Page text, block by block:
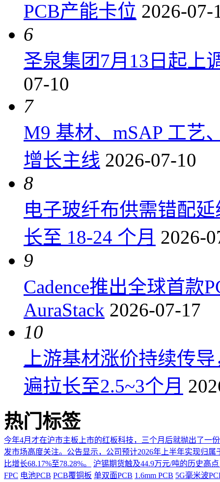
PCB产能卡位 2026-07-
6
圣泉集团7月13日起上
07-10
7
M9 基材、mSAP 工艺
增长主线 2026-07-10
8
电子玻纤布供需错配
长至 18-24 个月 2026-
9
Cadence推出全球首款
AuraStack 2026-07-17
10
上游基材涨价持续传
遍拉长至2.5~3个月
热门标签
今年4月才在沪市主板上市的红板科技，三个月后就抛出了一
发市场高度关注。公告显示，公司预计2026年上半年实现归
比增长68.17%至78.28%。
沪锡期货触及44.9万元/吨的历史高
FPC 电池PCB PCB覆铜板 单双面PCB 1.6mm PCB 5G毫米波